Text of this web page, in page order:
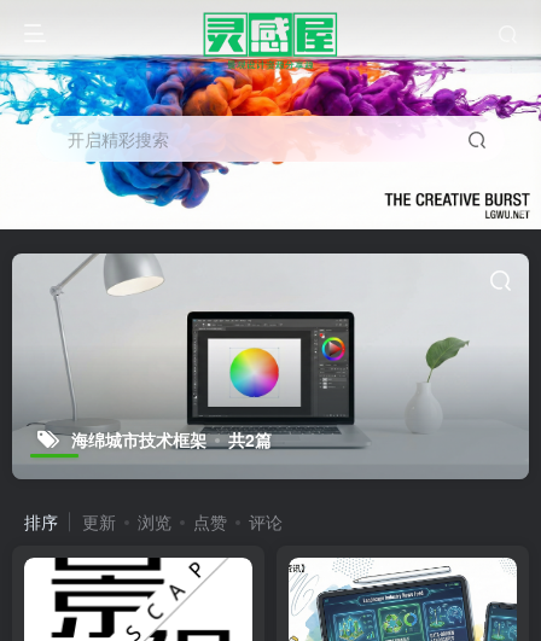
开启精彩搜索
海绵城市技术框架 共2篇
排序 更新 浏览 点赞 评论